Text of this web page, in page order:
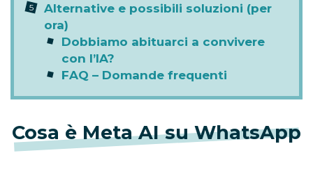
Alternative e possibili soluzioni (per
ora)
Dobbiamo abituarci a convivere
con l’IA?
FAQ – Domande frequenti
Cosa è Meta AI su WhatsApp